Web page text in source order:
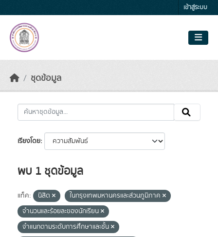
เข้าสู่ระบบ
ชุดข้อมูล
เรียงโดย
พบ 1 ชุดข้อมูล
แท็ค: นิสิต
ในกรุงเทพมหานครและส่วนภูมิภาค
จำนวนและร้อยละของนักเรียน
จำแนกตามระดับการศึกษาและชั้น